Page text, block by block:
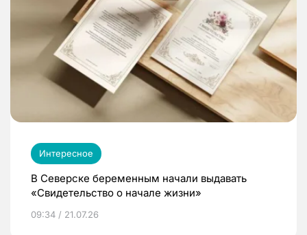
Интересное
В Северске беременным начали выдавать
«Свидетельство о начале жизни»
09:34 / 21.07.26